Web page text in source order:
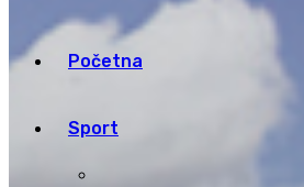
Početna
Sport